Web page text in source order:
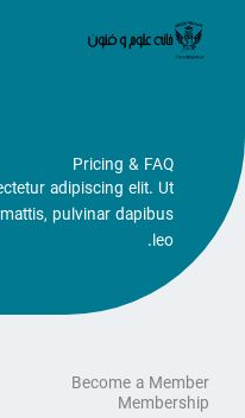
Pricing & FAQ
adipiscing elit. Ut
pulvinar dapibus
leo.
Become a Member
Membership